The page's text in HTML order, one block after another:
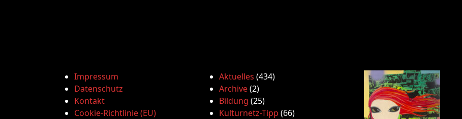
Impressum
Datenschutz
Kontakt
Cookie-Richtlinie (EU)
Aktuelles (434)
Archive(2)
Bildung (25)
Kulturnetz-Tipp (66)